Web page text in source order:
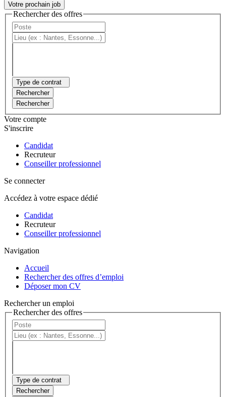
Votre prochain job
Rechercher des offres
Type de contrat
Rechercher
Rechercher
Votre compte
S'inscrire
Candidat
Recruteur
Conseiller professionnel
Se connecter
Accédez à votre espace dédié
Candidat
Recruteur
Conseiller professionnel
Navigation
Accueil
Rechercher des offres d’emploi
Déposer mon CV
Rechercher un emploi
Rechercher des offres
Type de contrat
Rechercher